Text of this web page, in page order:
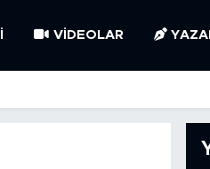
VIDEOLAR